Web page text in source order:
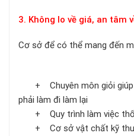
3. Không lo về giá, an tâm
Cơ sở để có thể mang đến
+ Chuyên môn giỏi giúp
phải làm đi làm lại
+ Quy trình làm việc
+ Cơ sở vật chất kỹ